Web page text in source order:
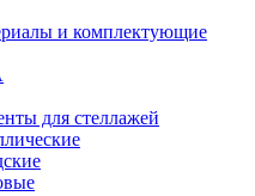
и комплектующие
для стеллажей